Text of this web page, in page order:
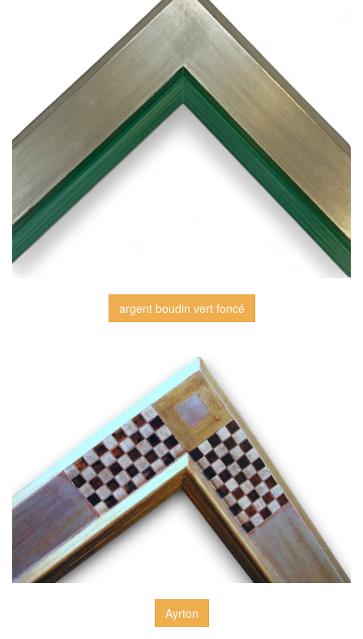
argent boudin vert foncé
Ayrton